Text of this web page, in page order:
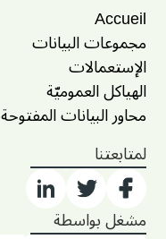
Accueil
مجموعات البيانات
الإستعمالات
الهياكل العموميّة
محاور البيانات المفتوحة
لمتابعتنا
مشغل بواسطة